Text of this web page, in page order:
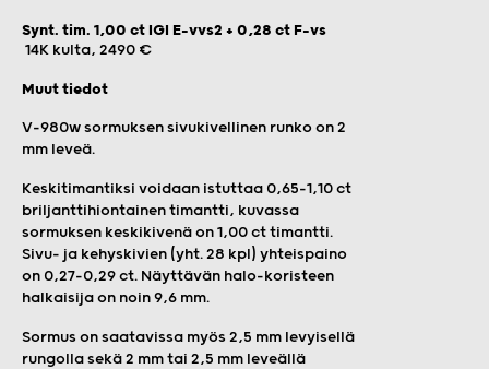
Synt. tim. 1,00 ct IGI E-vvs2 + 0,28 ct F-vs
14K kulta, 2490 €
Muut tiedot
V-980w sormuksen sivukivellinen runko on 2
mm leveä.
Keskitimantiksi voidaan istuttaa 0,65–1,10 ct
briljanttihiontainen timantti, kuvassa
sormuksen keskikivenä on 1,00 ct timantti.
Sivu- ja kehyskivien (yht. 28 kpl) yhteispaino
on 0,27–0,29 ct. Näyttävän halo-koristeen
halkaisija on noin 9,6 mm.
Sormus on saatavissa myös 2,5 mm levyisellä
rungolla sekä 2 mm tai 2,5 mm leveällä